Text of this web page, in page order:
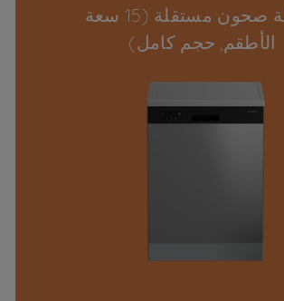
غسالة صحون مستقلة (15 سعة
الأطقم, حجم كامل)